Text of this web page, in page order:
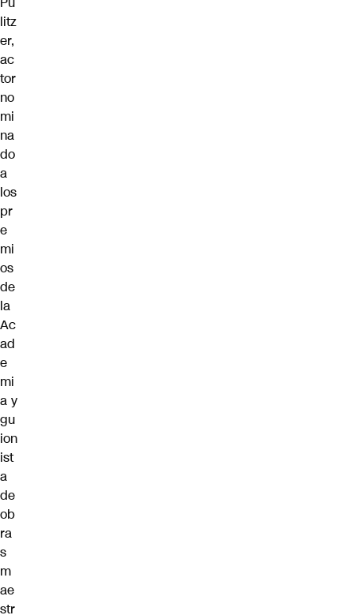
litz
er,
ac
tor
no
mi
na
do
a
los
pr
e
mi
os
de
la
Ac
ad
e
mi
a y
gu
ion
ist
a
de
ob
ra
s
m
ae
str